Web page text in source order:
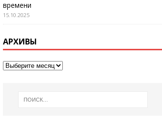
времени
15.10.2025
АРХИВЫ